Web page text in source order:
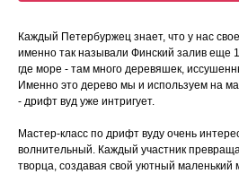
Каждый Петербуржец знает, что у нас
именно так называли Финский залив еще
где море - там много деревяшек,
Именно это дерево мы и используем на
- дрифт вуд уже интригует.
Мастер-класс по дрифт вуду очень
волнительный. Каждый участник
творца, создавая свой уютный маленький